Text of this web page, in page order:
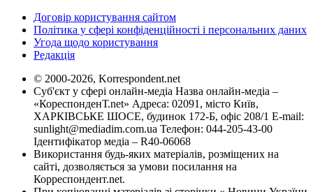
Договір користування сайтом
Політика у сфері конфіденційності і персональних даних
Угода щодо користування
Редакція
© 2000-2026, Korrespondent.net
Суб'єкт у сфері онлайн-медіа Назва онлайн-медіа –
«КореспонденТ.net» Адреса: 02091, місто Київ,
ХАРКІВСЬКЕ ШОСЕ, будинок 172-Б, офіс 208/1 E-mail:
sunlight@mediadim.com.ua Телефон: 044-205-43-00
Ідентифікатор медіа – R40-06068
Використання будь-яких матеріалів, розміщених на
сайті, дозволяється за умови посилання на
Корреспондент.net.